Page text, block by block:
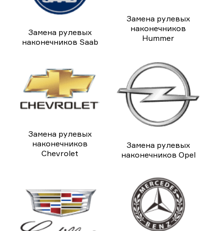
Замена рулевых
наконечников Saab
Замена рулевых
наконечников
Hummer
Замена рулевых
наконечников
Chevrolet
Замена рулевых
наконечников Opel